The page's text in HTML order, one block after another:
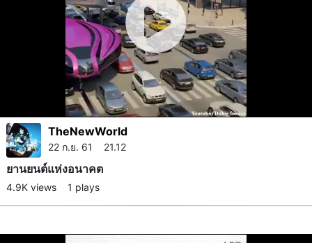
TheNewWorld
22 ก.ย. 61 21.12
ยานยนต์​แห่งอนาคต
4.9K views 1 plays